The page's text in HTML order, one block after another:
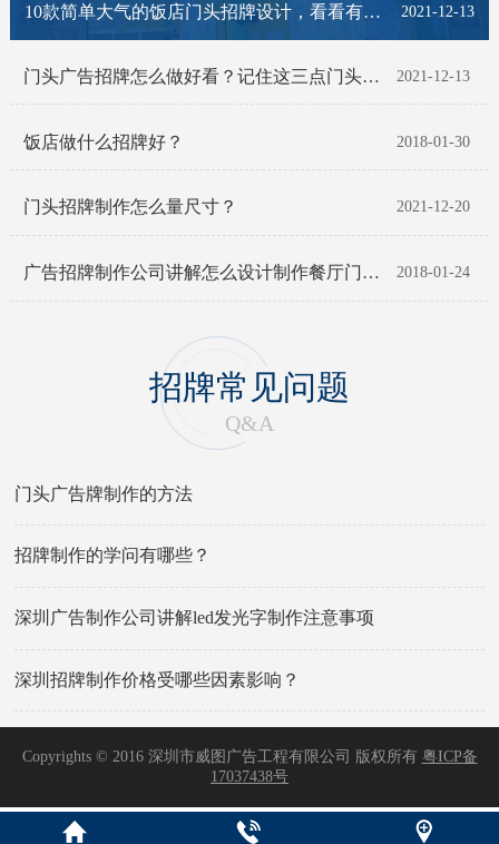
2021-12-13
10款简单大气的饭店门头招牌设计，看看有你喜欢的那一款吗？
2021-12-13
门头广告招牌怎么做好看？记住这三点门头招牌脱颖而出！
2018-01-30
饭店做什么招牌好？
2021-12-20
门头招牌制作怎么量尺寸？
2018-01-24
广告招牌制作公司讲解怎么设计制作餐厅门头招牌
招牌常见问题
Q&A
门头广告牌制作的方法
招牌制作的学问有哪些？
深圳广告制作公司讲解led发光字制作注意事项
深圳招牌制作价格受哪些因素影响？
Copyrights © 2016 深圳市威图广告工程有限公司 版权所有 粤ICP备
17037438号